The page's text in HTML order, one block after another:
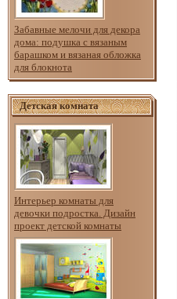
Забавные мелочи для декора
дома: подушка с вязаным
барашком и вязаная обложка
для блокнота
Детская комната
Интерьер комнаты для
девочки подростка. Дизайн
проект детской комнаты